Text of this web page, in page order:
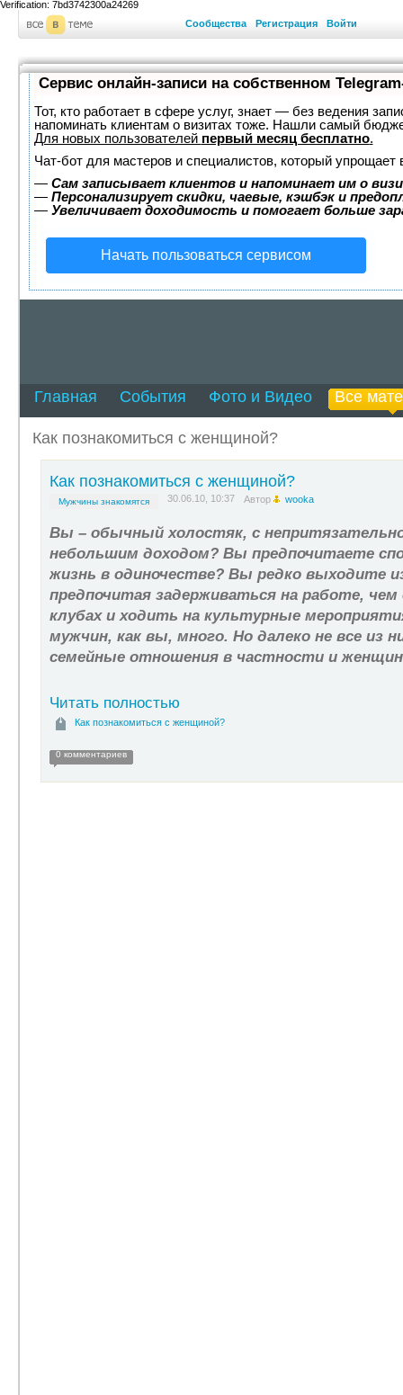
Verification: 7bd3742300a24269
Сообщества
Регистрация Войти
Сервис онлайн-записи на собственном
Тот, кто работает в сфере услуг, знает — без ведения
напоминать клиентам о визитах тоже. Нашли самый
Для новых пользователей первый месяц бесплатно.
Чат-бот для мастеров и специалистов, который упрощает
— Сам записывает клиентов и напоминает им о
— Персонализирует скидки, чаевые, кэшбэк и
— Увеличивает доходимость и помогает больше
Начать пользоваться сервисом
Главная События Фото и Видео Все
Как познакомиться с женщиной?
Как познакомиться с женщиной?
Мужчины знакомятся 30.06.10, 10:37 Автор wooka
Вы – обычный холостяк, с
небольшим доходом? Вы предпочитаете
жизнь в одиночестве? Вы редко выходите
предпочитая задерживаться на работе,
клубах и ходить на культурные
мужчин, как вы, много. Но далеко не все из
семейные отношения в частности и
Читать полностью
Как познакомиться с женщиной?
0 комментариев